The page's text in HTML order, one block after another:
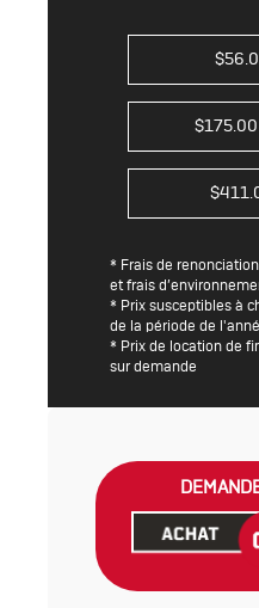
$
$175.00
$
* Frais de
et frais
* Prix susceptibles à
de la période de
* Prix de location de
sur demande